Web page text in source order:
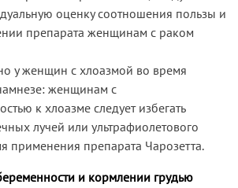
оценку соотношения пользы и
препарата женщинам с раком
у женщин с хлоазмой во время
женщинам с
к хлоазме следует избегать
лучей или ультрафиолетового
применения препарата Чарозетта.
и кормлении грудью